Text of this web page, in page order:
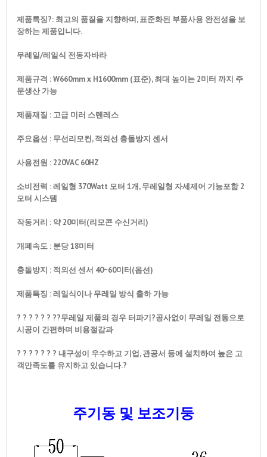
제품특징?: 최고의 품질을 지향하며, 표준화된 부품사용 완전성을 보
장하는 제품입니다.
무레일/레일식 전동자바라
제품규격 : W660mm x H1600mm (표준), 최대 높이는 2미터 까지 주
문생산 가능
제품재질 : 고급 미러 스텐레스
주요옵션 : 무선리모컨, 적외선 충돌방지 센서
사용전원 : 220VAC 60HZ
소비전력 : 레일형 370Watt 모터 1개, 무레일형 자세제어 기능포함 2
모터 시스템
작동거리 : 약 20미터(리모콘 수신거리)
개폐속도 : 분당 18미터
충돌방지 : 적외선 센서 40~60미터(옵션)
제품특징 : 레일식이나 무레일 방식 출하 가능
? ? ? ? ? ? ??무레일 제품의 경우 터파기?공사없이 무레일 전동으로
시공이 간편하며 비용절감과
? ? ? ? ? ? ? 내구성이 우수하고 기업, 관공서 등에 설치하여 높은 고
객만족도를 유지하고 있습니다.?
주기동 및 보조기둥